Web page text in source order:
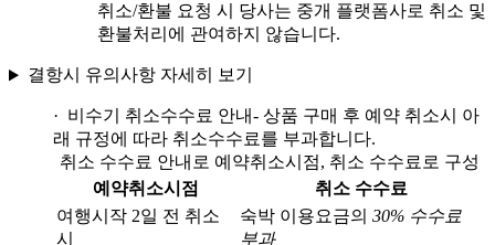
취소/환불 요청 시 당사는 중개 플랫폼사로 취소 및
환불처리에 관여하지 않습니다.
결항시 유의사항 자세히 보기
· 비수기 취소수수료 안내- 상품 구매 후 예약 취소시 아
래 규정에 따라 취소수수료를 부과합니다.
취소 수수료 안내로 예약취소시점, 취소 수수료로 구성
예약취소시점
취소 수수료
여행시작 2일 전 취소
시
숙박 이용요금의 30% 수수료
부과